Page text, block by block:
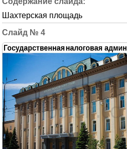
Шахтерская площадь
4